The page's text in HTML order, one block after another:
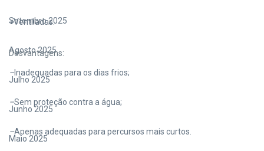
+Ventiladas.
Desvantagens:
–Inadequadas para os dias frios;
–Sem proteção contra a água;
–Apenas adequadas para percursos mais curtos.
Setembro 2025
Agosto 2025
Julho 2025
Junho 2025
Maio 2025